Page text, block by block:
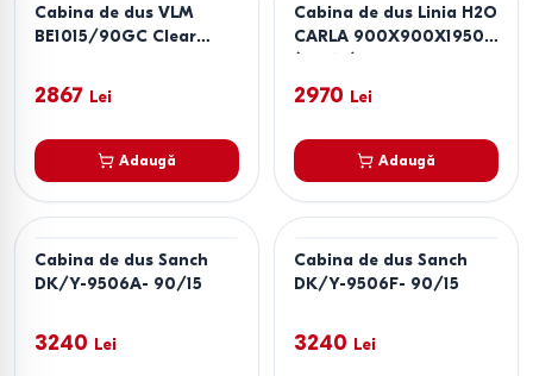
Cabina de dus VLM
BE1015/90GC Clear
2867 Lei
Adaugă
Cabina de dus Linia H2O
CARLA 900X900X1950
(99754)
2970 Lei
Adaugă
Cabina de dus Sanch
DK/Y-9506A- 90/15
3240 Lei
Cabina de dus Sanch
DK/Y-9506F- 90/15
3240 Lei